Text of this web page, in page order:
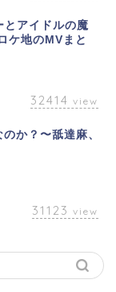
とアイドルの魔
ケ地のMVまと
32414 view
か？〜舐達麻、
31123 view